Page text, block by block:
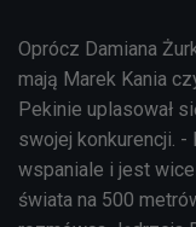
Oprócz Damiana
mają Marek Kania
Pekinie uplasował
swojej konkurencji.
wspaniale i jest
świata na 500